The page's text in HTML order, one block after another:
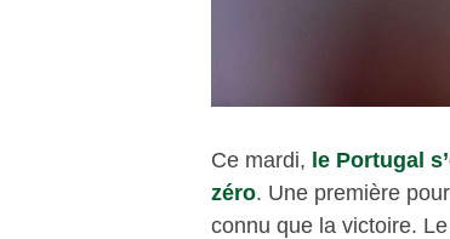
Ce mardi, le Portugal
zéro. Une première
connu que la victoire.